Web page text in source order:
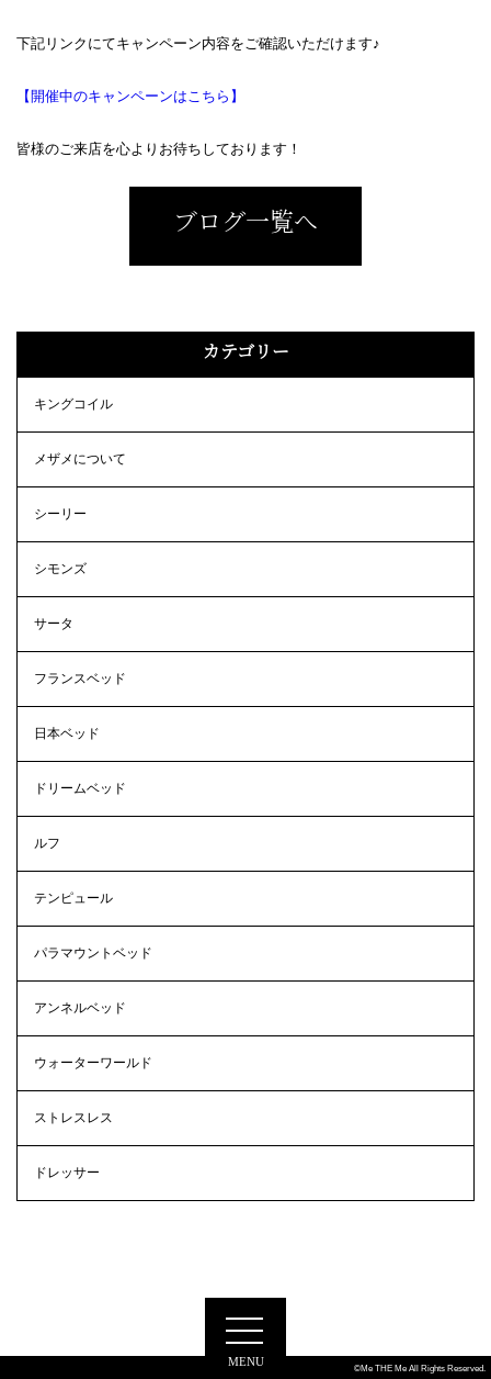
下記リンクにてキャンペーン内容をご確認いただけます♪
【開催中のキャンペーンはこちら】
皆様のご来店を心よりお待ちしております！
ブログ一覧へ
カテゴリー
キングコイル
メザメについて
シーリー
シモンズ
サータ
フランスベッド
日本ベッド
ドリームベッド
ルフ
テンピュール
パラマウントベッド
アンネルベッド
ウォーターワールド
ストレスレス
ドレッサー
©Me THE Me All Rights Reserved.
MENU